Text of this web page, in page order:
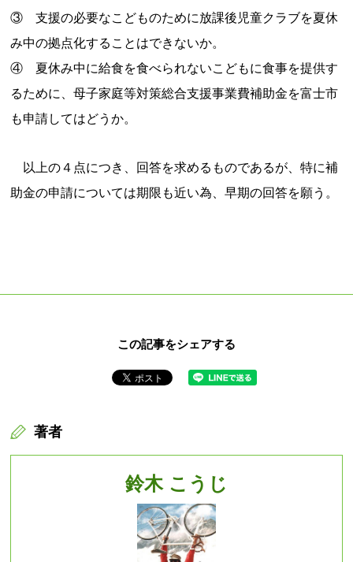
③ 支援の必要なこどものために放課後児童クラブを夏休
み中の拠点化することはできないか。
④ 夏休み中に給食を食べられないこどもに食事を提供す
るために、母子家庭等対策総合支援事業費補助金を富士市
も申請してはどうか。
以上の４点につき、回答を求めるものであるが、特に補
助金の申請については期限も近い為、早期の回答を願う。
この記事をシェアする
著者
鈴木 こうじ